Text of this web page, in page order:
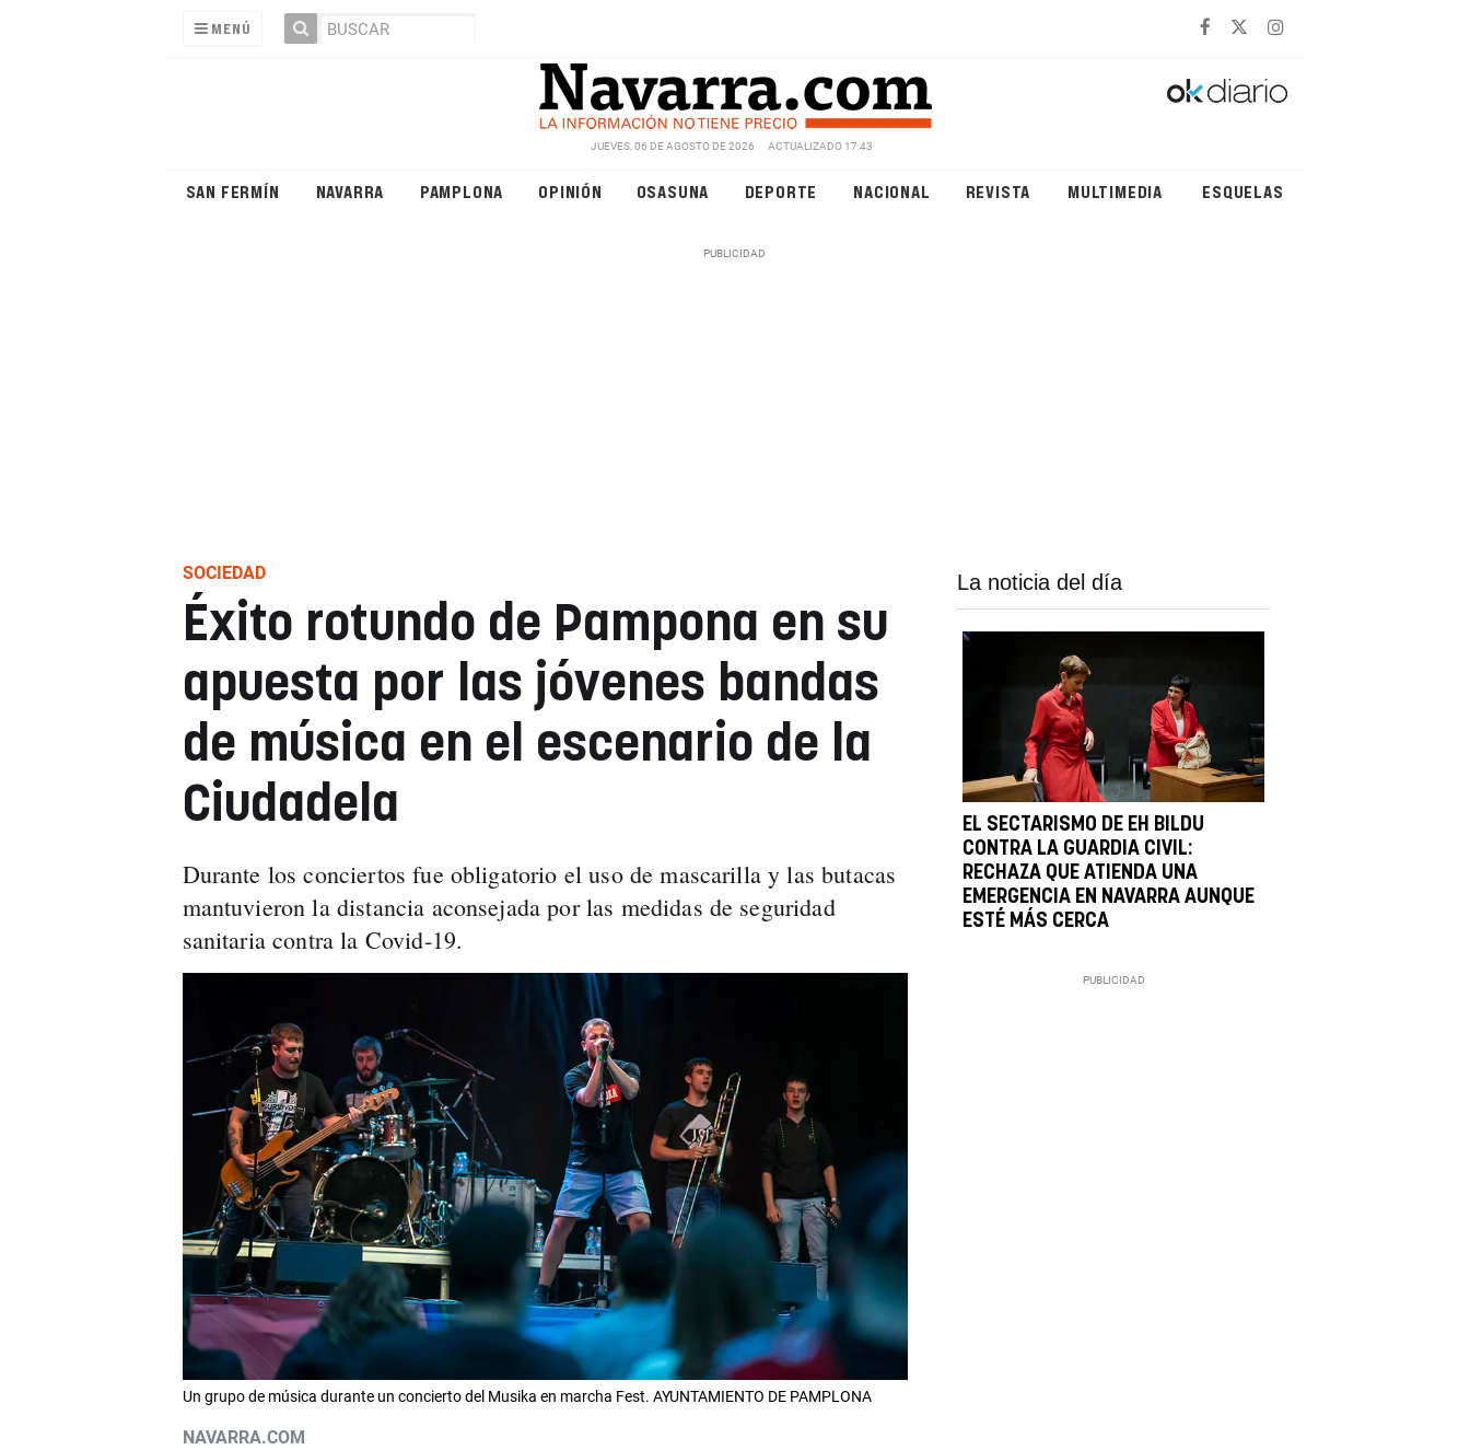
MENÚ
JUEVES, 06 DE AGOSTO DE 2026 ACTUALIZADO 17:43
SAN FERMÍN NAVARRA PAMPLONA OPINIÓN OSASUNA DEPORTE NACIONAL REVISTA MULTIMEDIA ESQUELAS
SOCIEDAD
Éxito rotundo de Pampona en su
apuesta por las jóvenes bandas
de música en el escenario de la
Ciudadela
Durante los conciertos fue obligatorio el uso de mascarilla y las butacas
mantuvieron la distancia aconsejada por las medidas de seguridad
sanitaria contra la Covid-19.
Un grupo de música durante un concierto del Musika en marcha Fest. AYUNTAMIENTO DE PAMPLONA
NAVARRA.COM
La noticia del día
EL SECTARISMO DE EH BILDU
CONTRA LA GUARDIA CIVIL:
RECHAZA QUE ATIENDA UNA
EMERGENCIA EN NAVARRA AUNQUE
ESTÉ MÁS CERCA